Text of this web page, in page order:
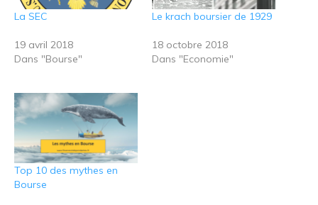
La SEC
19 avril 2018
Dans "Bourse"
Le krach boursier de 1929
18 octobre 2018
Dans "Economie"
Top 10 des mythes en
Bourse